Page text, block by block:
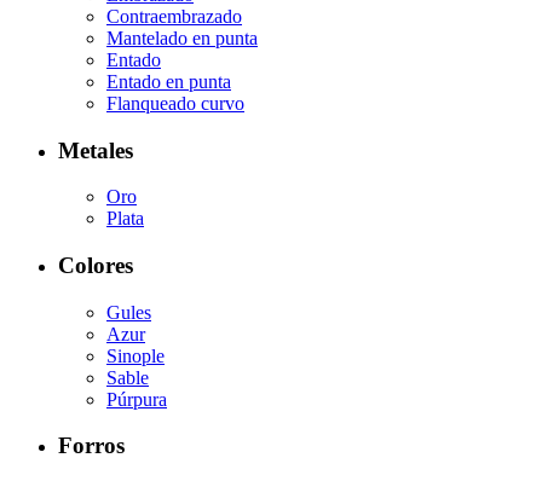
Contraembrazado
Mantelado en punta
Entado
Entado en punta
Flanqueado curvo
Metales
Oro
Plata
Colores
Gules
Azur
Sinople
Sable
Púrpura
Forros